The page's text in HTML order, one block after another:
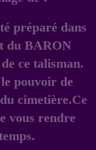
préparé dans
du BARON
ce talisman.
pouvoir de
cimetière.Ce
vous rendre